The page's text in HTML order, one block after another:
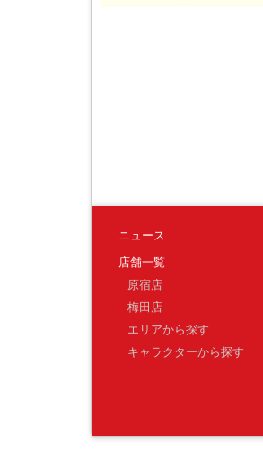
ニュース
店舗一覧
原宿店
梅田店
エリアから探す
キャラクターから探す